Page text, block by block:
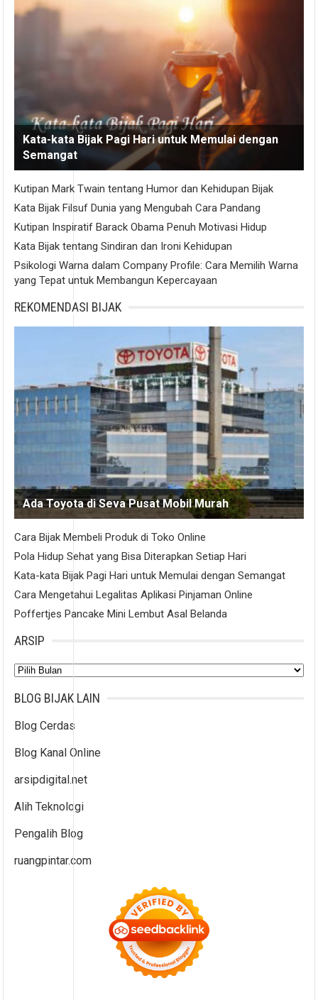
Kata-kata Bijak Pagi Hari untuk Memulai dengan
Semangat
Kutipan Mark Twain tentang Humor dan Kehidupan Bijak
Kata Bijak Filsuf Dunia yang Mengubah Cara Pandang
Kutipan Inspiratif Barack Obama Penuh Motivasi Hidup
Kata Bijak tentang Sindiran dan Ironi Kehidupan
Psikologi Warna dalam Company Profile: Cara Memilih Warna
yang Tepat untuk Membangun Kepercayaan
REKOMENDASI BIJAK
Ada Toyota di Seva Pusat Mobil Murah
Cara Bijak Membeli Produk di Toko Online
Pola Hidup Sehat yang Bisa Diterapkan Setiap Hari
Kata-kata Bijak Pagi Hari untuk Memulai dengan Semangat
Cara Mengetahui Legalitas Aplikasi Pinjaman Online
Poffertjes Pancake Mini Lembut Asal Belanda
ARSIP
Arsip
BLOG BIJAK LAIN
Blog Cerdas
Blog Kanal Online
arsipdigital.net
Alih Teknologi
Pengalih Blog
ruangpintar.com